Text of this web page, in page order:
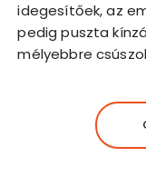
idegesítőek, az
pedig puszta
mélyebbre